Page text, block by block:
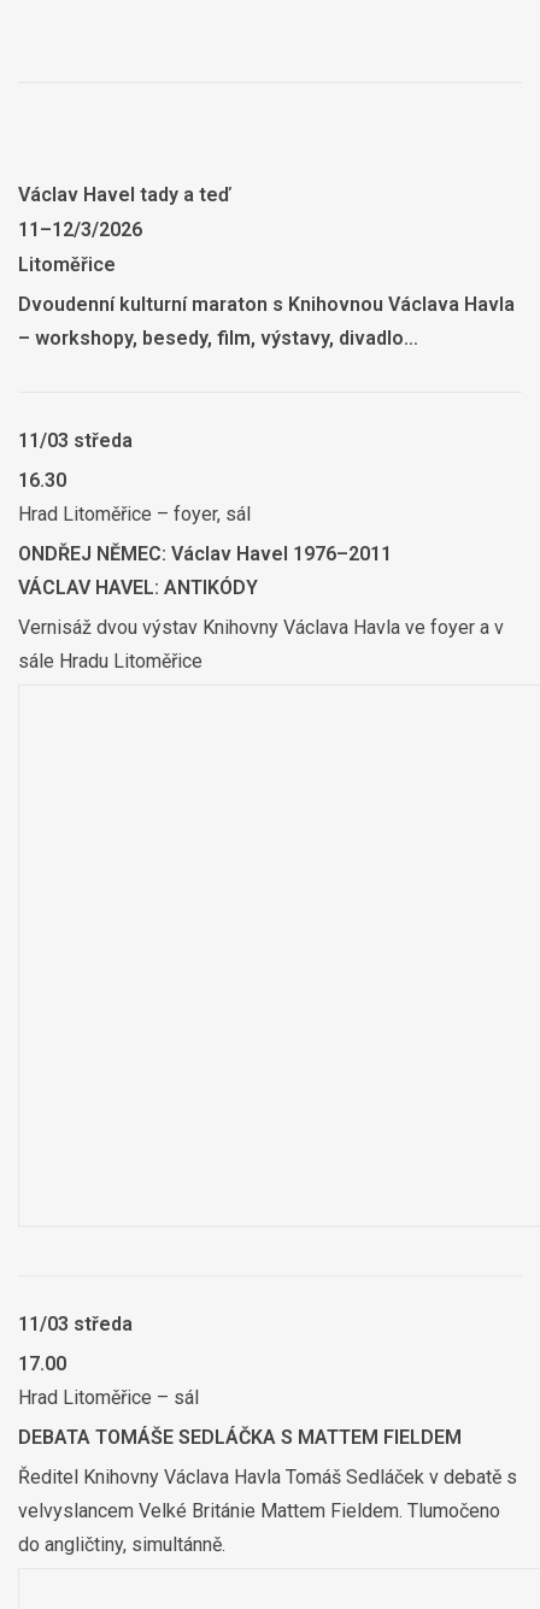
Václav Havel tady a teď
11–12/3/2026
Litoměřice
Dvoudenní kulturní maraton s Knihovnou Václava Havla
– workshopy, besedy, film, výstavy, divadlo…
11/03 středa
16.30
Hrad Litoměřice – foyer, sál
ONDŘEJ NĚMEC: Václav Havel 1976–2011
VÁCLAV HAVEL: ANTIKÓDY
Vernisáž dvou výstav Knihovny Václava Havla ve foyer a v
sále Hradu Litoměřice
11/03 středa
17.00
Hrad Litoměřice – sál
DEBATA TOMÁŠE SEDLÁČKA S MATTEM FIELDEM
Ředitel Knihovny Václava Havla Tomáš Sedláček v debatě s
velvyslancem Velké Británie Mattem Fieldem. Tlumočeno
do angličtiny, simultánně.